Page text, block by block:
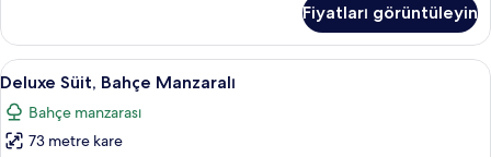
fazla
detay
Fiyatları görüntüleyin
Deluxe
Süit,
Bahçe
Manzaralı
Deluxe Süit, Bahçe Manzaralı | 1
5
Deluxe Süit, Bahçe Manzaralı
Bahçe manzarası
73 metre kare